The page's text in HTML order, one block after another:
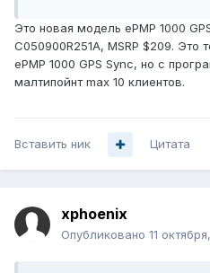
Это новая модель ePMP 1000
C050900R251A, MSRP $209.
ePMP 1000 GPS Sync, но с
малтипойнт max 10 клиентов.
Вставить ник Цитата
xphoenix
Опубликовано 11